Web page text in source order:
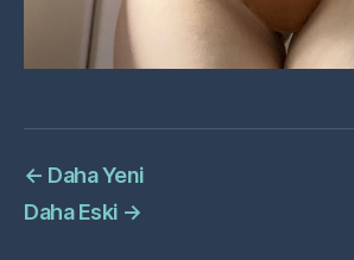
← Daha Yeni
Daha Eski →